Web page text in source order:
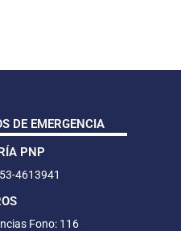
DE EMERGENCIA
PNP
4613941
Fono: 116